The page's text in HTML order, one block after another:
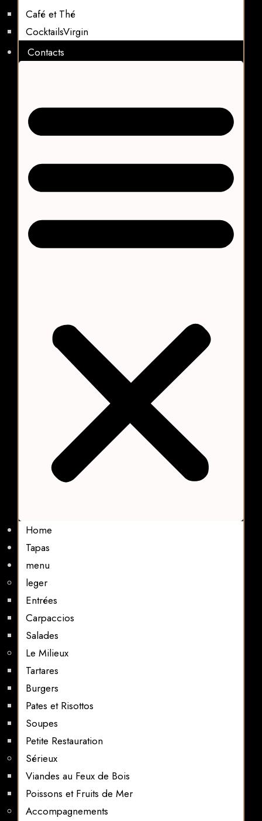
Café et Thé
CocktailsVirgin​
Contacts
Home
Tapas
menu
leger
Entrées
Carpaccios
Salades
Le Milieux
Tartares
Burgers
Pates et Risottos
Soupes
Petite Restauration
Sérieux
Viandes au Feux de Bois
Poissons et Fruits de Mer
Accompagnements